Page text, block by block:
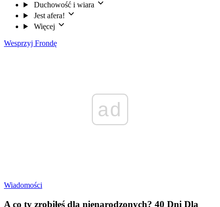
Duchowość i wiara
Jest afera!
Więcej
Wesprzyj Frondę
ad
Wiadomości
A co ty zrobiłeś dla nienarodzonych? 40 Dni Dla